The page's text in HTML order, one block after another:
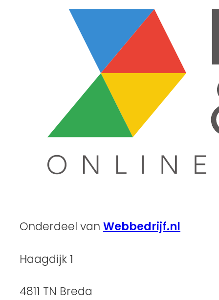
Onderdeel van Webbedrijf.nl
Haagdijk 1
4811 TN Breda